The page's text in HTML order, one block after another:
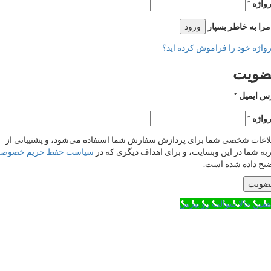
*
به خاطر بسپار ورود
خود را فراموش کرده اید؟
ایمیل*
*
شخصی شما برای پردازش سفارش شما استفاده می‌شود، و پشتیبانی از
شما در این وبسایت، و برای اهداف دیگری که درسیاست حفظ حریم خصوصی
داده شده است.
حالا سوالت رو بپرس